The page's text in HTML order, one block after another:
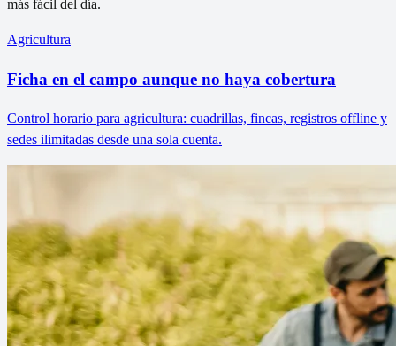
más fácil del día.
Agricultura
Ficha en el campo aunque no haya cobertura
Control horario para agricultura: cuadrillas, fincas, registros offline y
sedes ilimitadas desde una sola cuenta.